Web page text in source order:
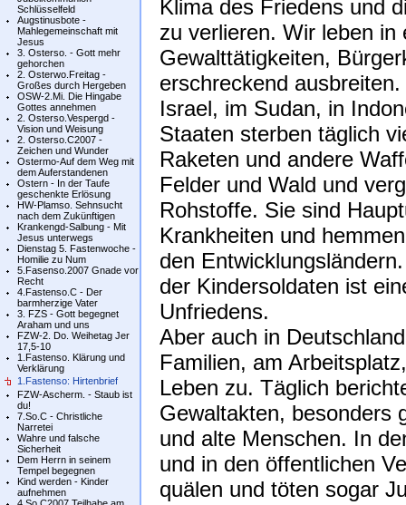
Schlüsselfeld
Augstinusbote -
Mahlegemeinschaft mit
Jesus
3. Osterso. - Gott mehr
gehorchen
2. Osterwo.Freitag -
Großes durch Hergeben
OSW-2.Mi. Die Hingabe
Gottes annehmen
2. Osterso.Vespergd -
Vision und Weisung
2. Osterso.C2007 -
Zeichen und Wunder
Ostermo-Auf dem Weg mit
dem Auferstandenen
Ostern - In der Taufe
geschenkte Erlösung
HW-Plamso. Sehnsucht
nach dem Zukünftigen
Krankengd-Salbung - Mit
Jesus unterwegs
Dienstag 5. Fastenwoche -
Homilie zu Num
5.Fasenso.2007 Gnade vor
Recht
4.Fastenso.C - Der
barmherzige Vater
3. FZS - Gott begegnet
Araham und uns
FZW-2. Do. Weihetag Jer
17,5-10
1.Fastenso. Klärung und
Verklärung
1.Fastenso: Hirtenbrief
FZW-Ascherm. - Staub ist
du!
7.So.C - Christliche
Narretei
Wahre und falsche
Sicherheit
Dem Herrn in seinem
Tempel begegnen
Kind werden - Kinder
aufnehmen
Klima des Friedens und
zu verlieren. Wir leben in
Gewalttätigkeiten,
erschreckend
Israel, im Sudan, in
Staaten sterben täglich
Raketen und andere
Felder und Wald und
Rohstoffe. Sie sind
Krankheiten und
den
der Kindersoldaten ist
Unfriedens.
Aber auch in
Familien, am
Leben zu. Täglich
Gewaltakten, besonders
und alte Menschen. In
und in den öffentlichen
quälen und töten sogar